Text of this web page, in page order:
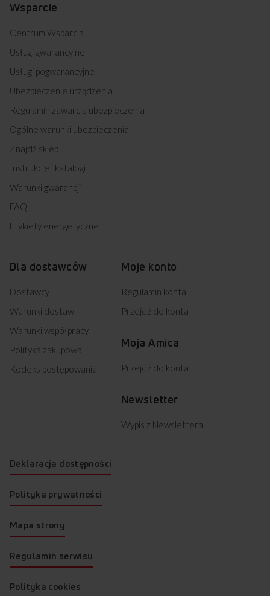
Wsparcie
Centrum Wsparcia
Usługi gwarancyjne
Usługi pogwarancyjne
Ubezpieczenie urządzenia
Regulamin zawarcia ubezpieczenia
Ogólne warunki ubezpieczenia
Znajdź sklep
Instrukcje i katalogi
Warunki gwarancji
FAQ
Etykiety energetyczne
Dla dostawców
Dostawcy
Warunki dostaw
Warunki współpracy
Polityka zakupowa
Kodeks postępowania
Moje konto
Regulamin konta
Przejdź do konta
Moja Amica
Przejdź do konta
Newsletter
Wypis z Newslettera
Deklaracja dostępności
Polityka prywatności
Mapa strony
Regulamin serwisu
Polityka cookies